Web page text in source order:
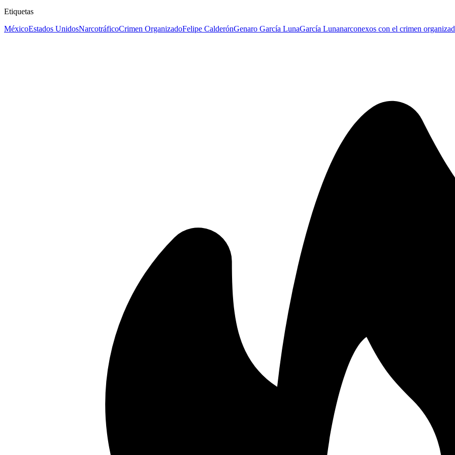
Etiquetas
MéxicoEstados UnidosNarcotráficoCrimen OrganizadoFelipe CalderónGenaro García LunaGarcía Lunanarconexos con el crimen